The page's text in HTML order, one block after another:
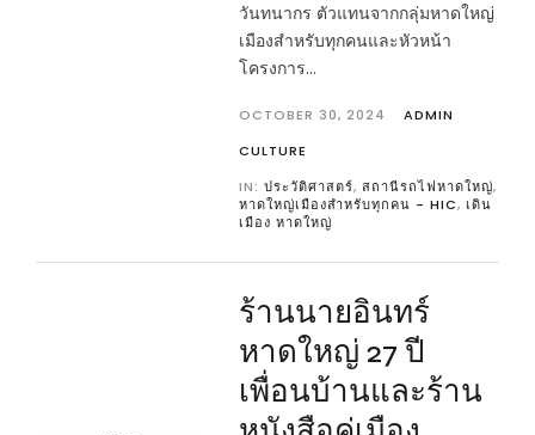
วันทนากร ตัวแทนจากกลุ่มหาดใหญ่
เมืองสำหรับทุกคนและหัวหน้า
โครงการ...
OCTOBER 30, 2024
ADMIN
CULTURE
IN: ประวัติศาสตร์, สถานีรถไฟหาดใหญ่,
หาดใหญ่เมืองสำหรับทุกคน - HIC, เดิน
เมือง หาดใหญ่
ร้านนายอินทร์
หาดใหญ่ 27 ปี
เพื่อนบ้านและร้าน